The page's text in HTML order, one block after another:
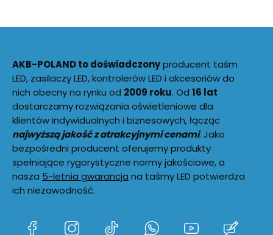
AKB-POLAND to doświadczonyproducent taśm
LED, zasilaczy LED, kontrolerów LED i akcesoriów do
nich obecny na rynku od 2009 roku. Od 16 lat
dostarczamy rozwiązania oświetleniowe dla
klientów indywidualnych i biznesowych, łącząc
najwyższą jakość z atrakcyjnymi cenami. Jako
bezpośredni producent oferujemy produkty
spełniające rygorystyczne normy jakościowe, a
nasza 5-letnia gwarancja na taśmy LED potwierdza
ich niezawodność.
(Otwiera(Otwiera (Otwiera(Otwiera(Otwiera